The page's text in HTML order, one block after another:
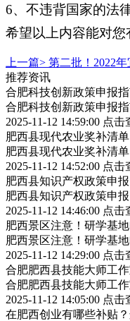
6、不违背国家的法
希望以上内容能对
上一篇> 第二批！2022
推荐资讯
合肥科技创新政策申报
合肥科技创新政策申报
2025-11-12 14:59:00 点击
肥西县现代农业奖补清
肥西县现代农业奖补清
2025-11-12 14:52:00 点击
肥西县知识产权政策申
肥西县知识产权政策申
2025-11-12 14:46:00 点击
肥西景区注意！研学基
肥西景区注意！研学基
2025-11-12 14:29:00 点击
合肥肥西县技能大师工
合肥肥西县技能大师工
2025-11-12 14:05:00 点击
在肥西创业有哪些补贴